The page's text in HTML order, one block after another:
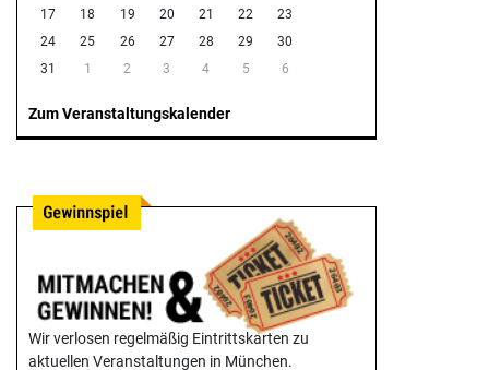
17
18 19 20 21 22
23
24
25 26 27 28 29
30
31
1 2 3 4 5 6
Zum Veranstaltungskalender
Wir verlosen regelmäßig Eintrittskarten zu
aktuellen Veranstaltungen in München.